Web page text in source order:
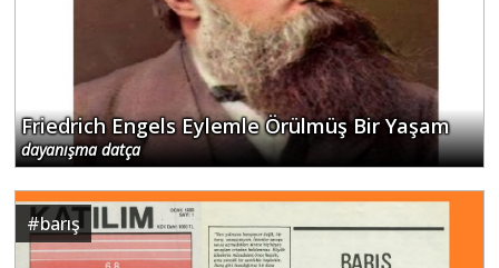
Friedrich Engels Eylemle Örülmüş Bir Yaşam
dayanışma datça
#barış